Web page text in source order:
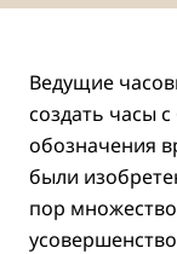
Ведущие
создать часы
обозначения
были
пор